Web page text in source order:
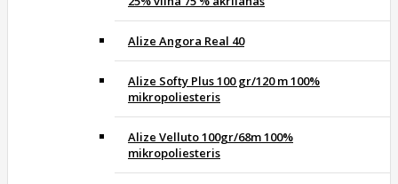
Alize Angora Real 40
Alize Softy Plus 100 gr/120 m 100%
mikropoliesteris
Alize Velluto 100gr/68m 100%
mikropoliesteris